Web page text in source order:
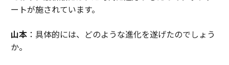
ートが施されています。
山本：具体的には、どのような進化を遂げたのでしょう
か。